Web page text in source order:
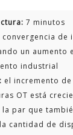
7 minutos
convergencia de
un aumento
industrial
el incremento
OT está
la par que
cantidad de